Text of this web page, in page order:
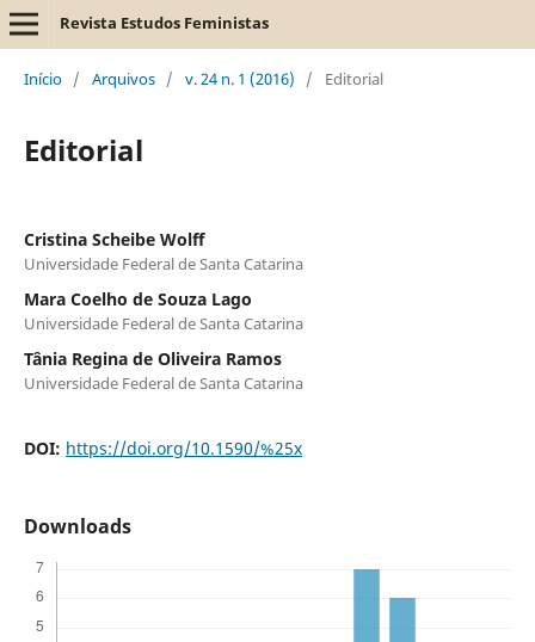
Revista Estudos Feministas
Início / Arquivos / v. 24 n. 1 (2016) / Editorial
Editorial
Cristina Scheibe Wolff
Universidade Federal de Santa Catarina
Mara Coelho de Souza Lago
Universidade Federal de Santa Catarina
Tânia Regina de Oliveira Ramos
Universidade Federal de Santa Catarina
DOI: https://doi.org/10.1590/%25x
Downloads